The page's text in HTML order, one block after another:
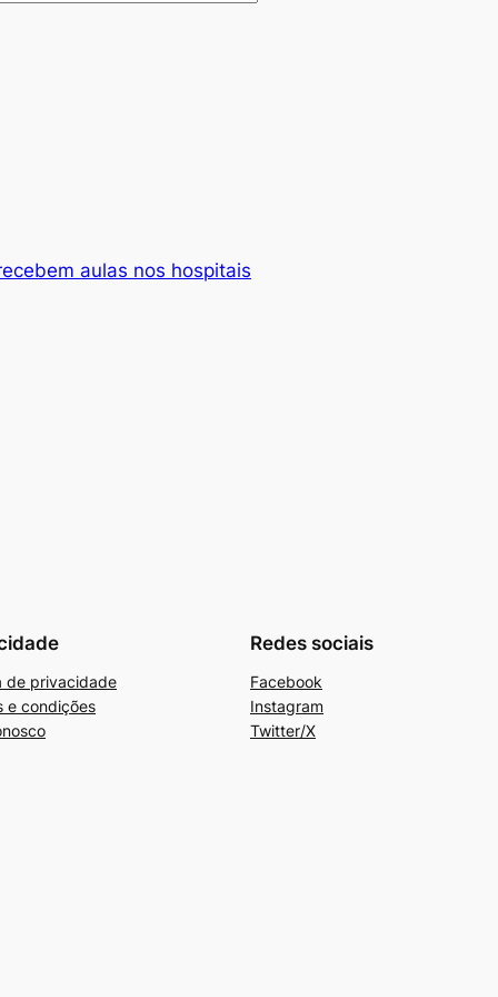
aulas nos hospitais
de privacidade
e condições
Redes sociais
Facebook
Instagram
Twitter/X